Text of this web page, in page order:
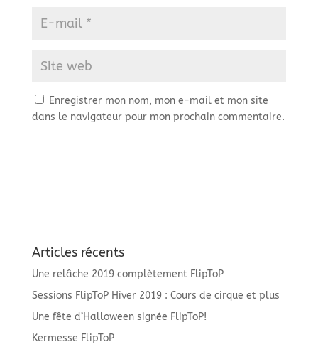
Enregistrer mon nom, mon e-mail et mon site
dans le navigateur pour mon prochain commentaire.
Articles récents
Une relâche 2019 complètement FlipToP
Sessions FlipToP Hiver 2019 : Cours de cirque et plus
Une fête d’Halloween signée FlipToP!
Kermesse FlipToP